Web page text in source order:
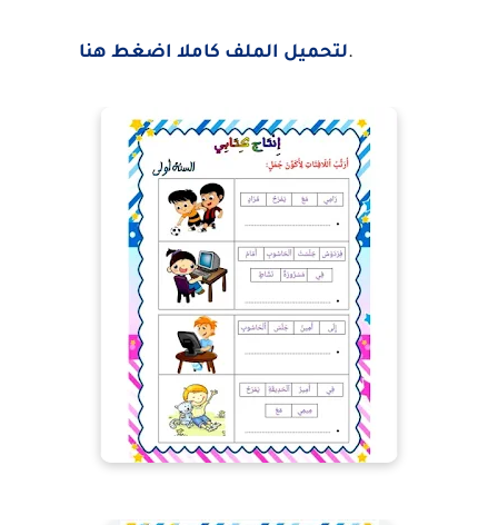
لتحميل الملف كاملا اضغط هنا.